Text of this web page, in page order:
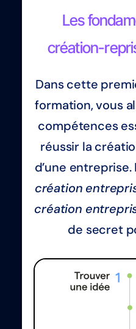
Les
création-
Dans cette
formation, vous
compétences
réussir la
d’une entreprise.
création
création
de secret